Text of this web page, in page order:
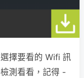
擇要看的 Wifi 訊
測看看，記得 -